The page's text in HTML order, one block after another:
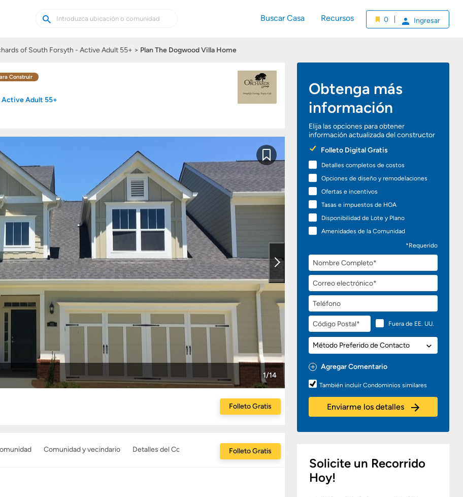
Buscar
casas
Buscar
Buscar Casa Recursos 0 Ingresar
of South Forsyth - Active Adult 55+ Plan The Dogwood Villa Home
Construir
Active Adult 55+
Obtenga más
información
Elija las opciones para obtener
información actualizada del constructor
Preferred
Options
Folleto Digital Gratis
Detalles completos de costos
Opciones de diseño y remodelaciones
Ofertas e incentivos
Tasas e impuestos de HOA
Disponibilidad de Lote y Plano
Amenidades de la Comunidad
*Requerido
Nombre
Completo
Correo
electrónico
Teléfono
Código
Postal
Fuera de EE. UU.
Método
Preferido
de
Contacto
Agregar Comentario
Preguntas
o
Comentarios
También incluir Condominios similares
Enviarme los detalles
Solicite un Recorrido
Hoy!
Guardar
1/14
Folleto Gratis
Comunidad y vecindario Detalles del Constructor Folleto Gratis